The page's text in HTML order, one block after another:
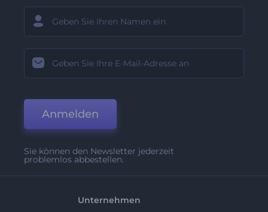
Anmelden
Sie können den Newsletter jederzeit
problemlos abbestellen.
Unternehmen